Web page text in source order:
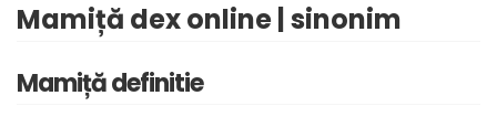
Mamiță dex online | sinonim
Mamiță definitie